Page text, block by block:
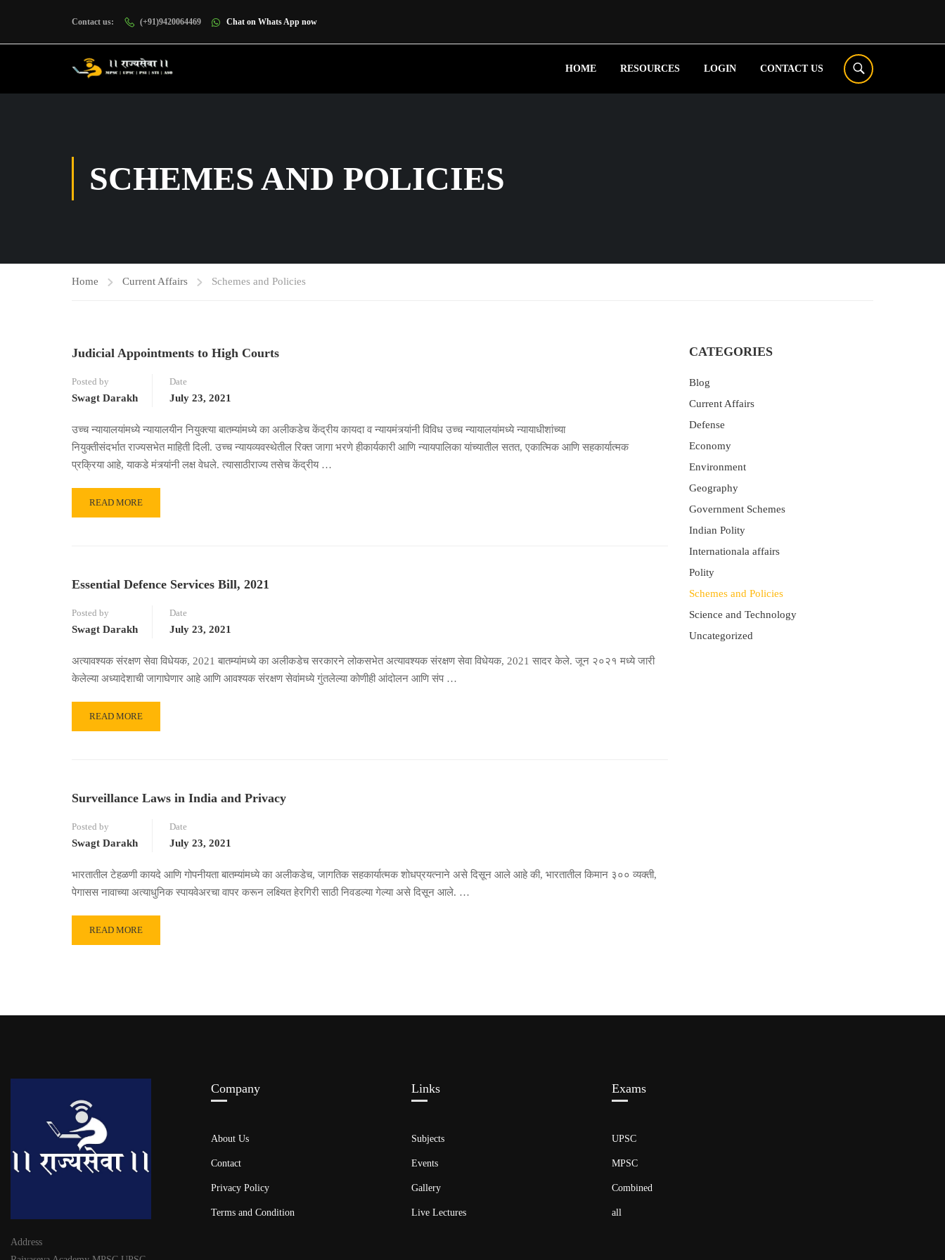
Contact us: (+91)9420064469 Chat on Whats App now
HOME RESOURCES LOGIN CONTACT US
SCHEMES AND POLICIES
Home Current Affairs Schemes and Policies
Judicial Appointments to High Courts
Posted by
Swagt Darakh
Date
July 23, 2021
उच्च न्यायालयांमध्ये न्यायालयीन नियुक्त्या बातम्यांमध्ये का अलीकडेच केंद्रीय कायदा व न्यायमंत्र्यांनी विविध उच्च न्यायालयांमध्ये न्यायाधीशांच्या
नियुक्तीसंदर्भात राज्यसभेत माहिती दिली. उच्च न्यायव्यवस्थेतील रिक्त जागा भरणे हीकार्यकारी आणि न्यायपालिका यांच्यातील सतत, एकात्मिक आणि सहकार्यात्मक
प्रक्रिया आहे, याकडे मंत्र्यांनी लक्ष वेधले. त्यासाठीराज्य तसेच केंद्रीय …
READ MORE
Essential Defence Services Bill, 2021
Posted by
Swagt Darakh
Date
July 23, 2021
अत्यावश्यक संरक्षण सेवा विधेयक, 2021 बातम्यांमध्ये का अलीकडेच सरकारने लोकसभेत अत्यावश्यक संरक्षण सेवा विधेयक, 2021 सादर केले. जून २०२१ मध्ये जारी
केलेल्या अध्यादेशाची जागाघेणार आहे आणि आवश्यक संरक्षण सेवांमध्ये गुंतलेल्या कोणीही आंदोलन आणि संप …
READ MORE
Surveillance Laws in India and Privacy
Posted by
Swagt Darakh
Date
July 23, 2021
भारतातील टेहळणी कायदे आणि गोपनीयता बातम्यांमध्ये का अलीकडेच, जागतिक सहकार्यात्मक शोधप्रयत्नाने असे दिसून आले आहे की, भारतातील किमान ३०० व्यक्ती,
पेगासस नावाच्या अत्याधुनिक स्पायवेअरचा वापर करून लक्ष्यित हेरगिरी साठी निवडल्या गेल्या असे दिसून आले. …
READ MORE
CATEGORIES
Blog
Current Affairs
Defense
Economy
Environment
Geography
Government Schemes
Indian Polity
Internationala affairs
Polity
Schemes and Policies
Science and Technology
Uncategorized
Address
Company
About Us
Contact
Privacy Policy
Terms and Condition
Links​
Subjects
Events
Gallery
Live Lectures
Exams
UPSC
MPSC
Combined
all